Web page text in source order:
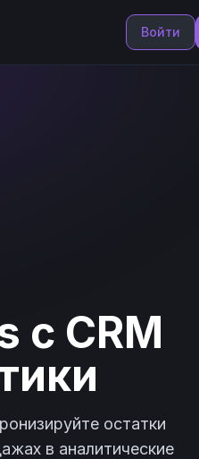
Войти
с CRM
остатки
в аналитические